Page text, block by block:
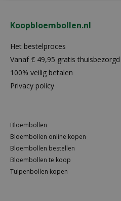
Koopbloembollen.nl
Het bestelproces
Vanaf € 49,95 gratis thuisbezorgd
100% veilig betalen
Privacy policy
Bloembollen
Bloembollen online kopen
Bloembollen bestellen
Bloembollen te koop
Tulpenbollen kopen